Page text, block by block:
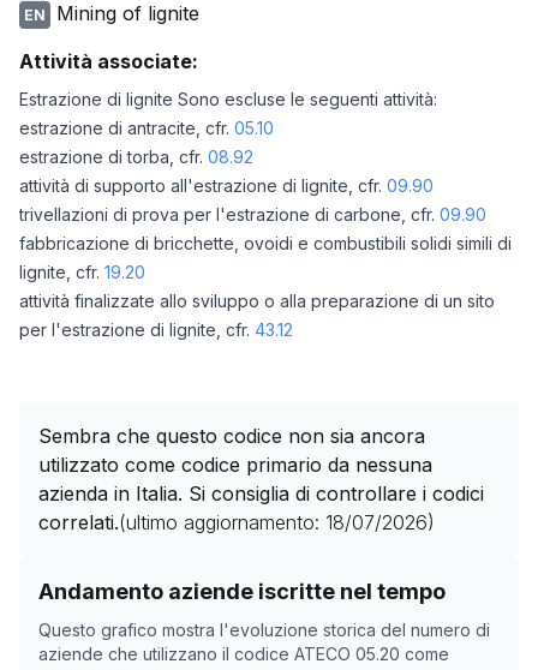
EN
Mining of lignite
Attività associate:
Estrazione di lignite Sono escluse le seguenti attività:
estrazione di antracite, cfr. 05.10
estrazione di torba, cfr. 08.92
attività di supporto all'estrazione di lignite, cfr. 09.90
trivellazioni di prova per l'estrazione di carbone, cfr. 09.90
fabbricazione di bricchette, ovoidi e combustibili solidi simili di
lignite, cfr. 19.20
attività finalizzate allo sviluppo o alla preparazione di un sito
per l'estrazione di lignite, cfr. 43.12
Sembra che questo codice non sia ancora
utilizzato come codice primario da nessuna
azienda in Italia. Si consiglia di controllare i codici
correlati.(ultimo aggiornamento: 18/07/2026)
Andamento aziende iscritte nel tempo
Questo grafico mostra l'evoluzione storica del numero di
aziende che utilizzano il codice ATECO 05.20 come
Storico numero di aziende con codice ATECO
Data rilevazione
11/05/2025
0